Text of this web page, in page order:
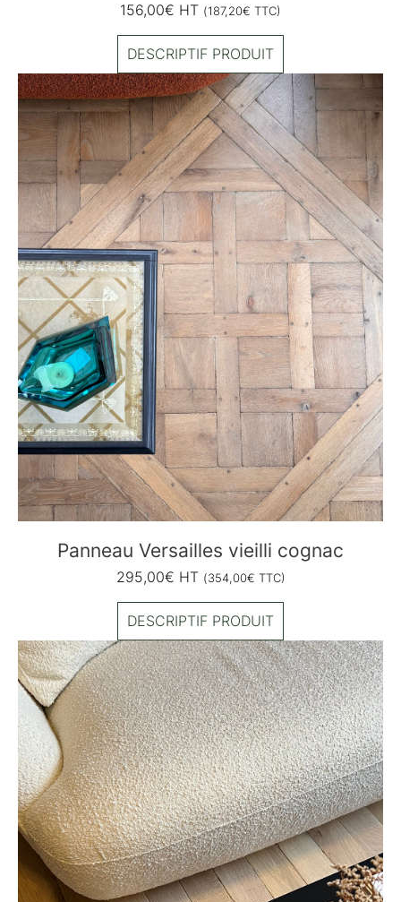
156,00€ HT (187,20€ TTC)
DESCRIPTIF PRODUIT
Panneau Versailles vieilli cognac
295,00€ HT (354,00€ TTC)
DESCRIPTIF PRODUIT